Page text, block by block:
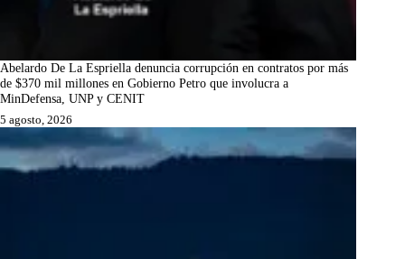
Abelardo De La Espriella denuncia corrupción en contratos por más
de $370 mil millones en Gobierno Petro que involucra a
MinDefensa, UNP y CENIT
5 agosto, 2026